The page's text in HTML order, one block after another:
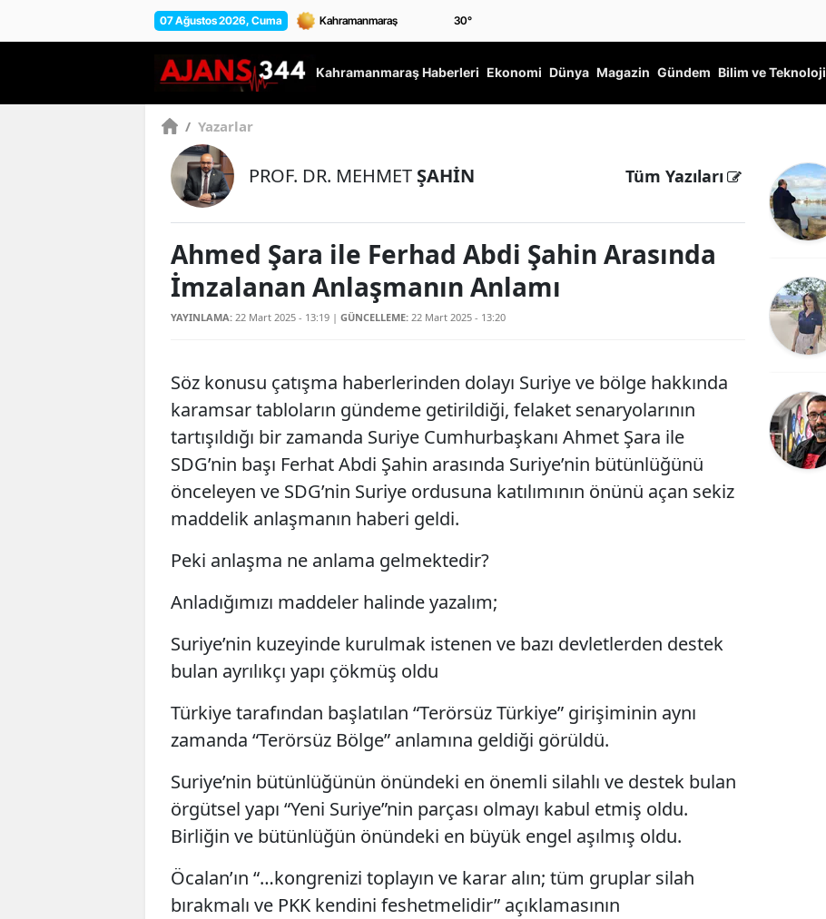
07 Ağustos 2026, Cuma 30°
Kahramanmaraş Haberleri Ekonomi Dünya Magazin Gündem Bilim ve Teknoloji
/ Yazarlar
PROF. DR. MEHMET ŞAHİN Tüm Yazıları
Ahmed Şara ile Ferhad Abdi Şahin Arasında
İmzalanan Anlaşmanın Anlamı
YAYINLAMA: 22 Mart 2025 - 13:19 | GÜNCELLEME: 22 Mart 2025 - 13:20
Söz konusu çatışma haberlerinden dolayı Suriye ve bölge hakkında
karamsar tabloların gündeme getirildiği, felaket senaryolarının
tartışıldığı bir zamanda Suriye Cumhurbaşkanı Ahmet Şara ile
SDG’nin başı Ferhat Abdi Şahin arasında Suriye’nin bütünlüğünü
önceleyen ve SDG’nin Suriye ordusuna katılımının önünü açan sekiz
maddelik anlaşmanın haberi geldi.
Peki anlaşma ne anlama gelmektedir?
Anladığımızı maddeler halinde yazalım;
Suriye’nin kuzeyinde kurulmak istenen ve bazı devletlerden destek
bulan ayrılıkçı yapı çökmüş oldu
Türkiye tarafından başlatılan “Terörsüz Türkiye” girişiminin aynı
zamanda “Terörsüz Bölge” anlamına geldiği görüldü.
Suriye’nin bütünlüğünün önündeki en önemli silahlı ve destek bulan
örgütsel yapı “Yeni Suriye”nin parçası olmayı kabul etmiş oldu.
Birliğin ve bütünlüğün önündeki en büyük engel aşılmış oldu.
Öcalan’ın “…kongrenizi toplayın ve karar alın; tüm gruplar silah
bırakmalı ve PKK kendini feshetmelidir” açıklamasının